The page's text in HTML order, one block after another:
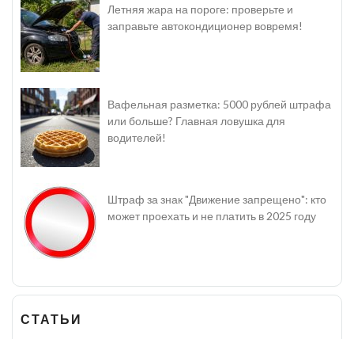
Летняя жара на пороге: проверьте и
заправьте автокондиционер вовремя!
Вафельная разметка: 5000 рублей штрафа
или больше? Главная ловушка для
водителей!
Штраф за знак "Движение запрещено": кто
может проехать и не платить в 2025 году
СТАТЬИ